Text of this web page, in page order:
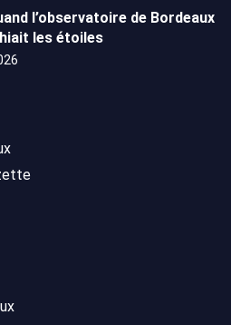
l’observatoire de Bordeaux
les étoiles